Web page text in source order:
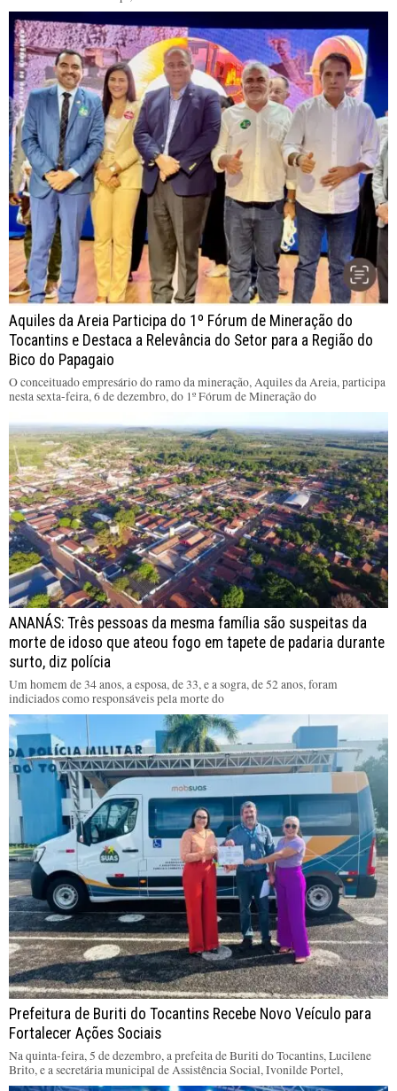
Aquiles da Areia Participa do 1º Fórum de Mineração do
Tocantins e Destaca a Relevância do Setor para a Região do
Bico do Papagaio
O conceituado empresário do ramo da mineração, Aquiles da Areia, participa
nesta sexta-feira, 6 de dezembro, do 1º Fórum de Mineração do
ANANÁS: Três pessoas da mesma família são suspeitas da
morte de idoso que ateou fogo em tapete de padaria durante
surto, diz polícia
Um homem de 34 anos, a esposa, de 33, e a sogra, de 52 anos, foram
indiciados como responsáveis pela morte do
Prefeitura de Buriti do Tocantins Recebe Novo Veículo para
Fortalecer Ações Sociais
Na quinta-feira, 5 de dezembro, a prefeita de Buriti do Tocantins, Lucilene
Brito, e a secretária municipal de Assistência Social, Ivonilde Portel,